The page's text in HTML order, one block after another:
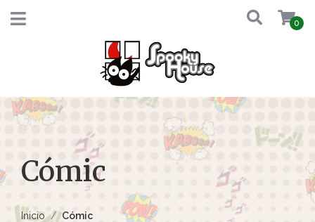
0
Cómic
Inicio Cómic